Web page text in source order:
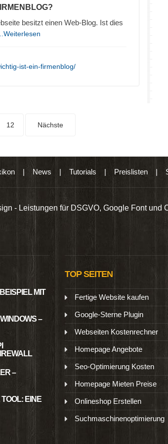
besitzt einen Web-Blog. Ist dies
...Weiterlesen
ist-ein-firmenblog/
12 Nächste
|News | Tutorials | Preislisten|
- Leistungen für DSGVO, Google Font und
MIT
–
–
EINE
TOP SEITEN
Fertige Website kaufen
Google-Sterne Plugin
Webseiten Kostenrechner
Homepage Angebote
Seo-Optimierung Kosten
Homepage Mieten Preise
Onlineshop Erstellen
Suchmaschinenoptimierung